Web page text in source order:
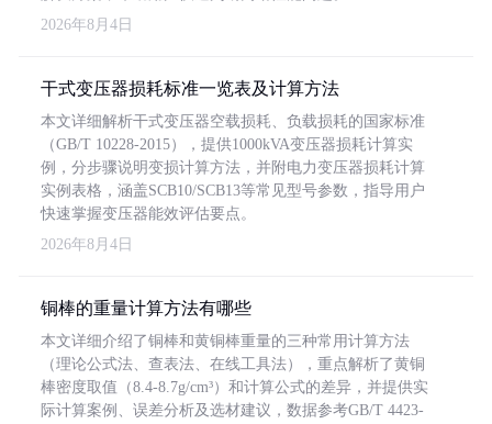
2026年8月4日
干式变压器损耗标准一览表及计算方法
本文详细解析干式变压器空载损耗、负载损耗的国家标准
（GB/T 10228-2015），提供1000kVA变压器损耗计算实
例，分步骤说明变损计算方法，并附电力变压器损耗计算
实例表格，涵盖SCB10/SCB13等常见型号参数，指导用户
快速掌握变压器能效评估要点。
2026年8月4日
铜棒的重量计算方法有哪些
本文详细介绍了铜棒和黄铜棒重量的三种常用计算方法
（理论公式法、查表法、在线工具法），重点解析了黄铜
棒密度取值（8.4-8.7g/cm³）和计算公式的差异，并提供实
际计算案例、误差分析及选材建议，数据参考GB/T 4423-